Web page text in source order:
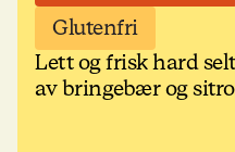
Glutenfri
Lett og frisk hard
av bringebær og